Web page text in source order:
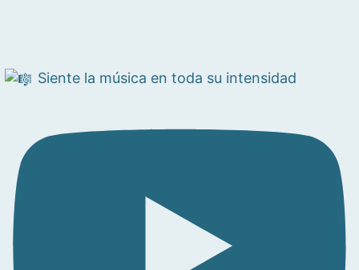
Siente la música en toda su intensidad